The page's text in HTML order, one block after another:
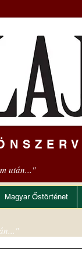
után..."
Magyar Őstörténet